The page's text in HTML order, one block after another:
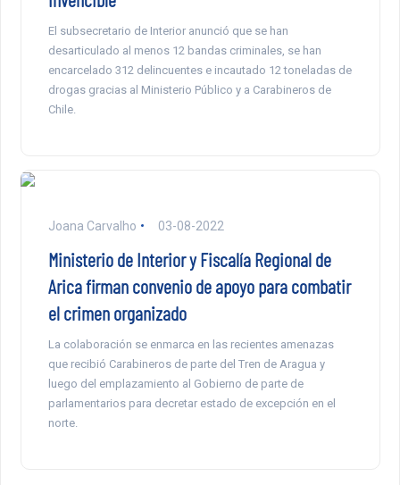
El subsecretario de Interior anunció que se han
desarticulado al menos 12 bandas criminales, se han
encarcelado 312 delincuentes e incautado 12 toneladas de
drogas gracias al Ministerio Público y a Carabineros de
Chile.
Joana Carvalho 03-08-2022
Ministerio de Interior y Fiscalía Regional de
Arica firman convenio de apoyo para combatir
el crimen organizado
La colaboración se enmarca en las recientes amenazas
que recibió Carabineros de parte del Tren de Aragua y
luego del emplazamiento al Gobierno de parte de
parlamentarios para decretar estado de excepción en el
norte.